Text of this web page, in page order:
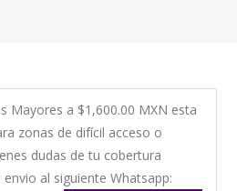
Mayores a $1,600.00 MXN esta
zonas de difícil acceso o
dudas de tu cobertura
al siguiente Whatsapp: